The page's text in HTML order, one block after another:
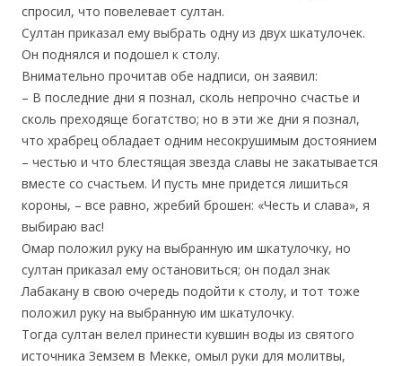
спросил, что повелевает султан.
Султан приказал ему выбрать одну из двух шкатулочек.
Он поднялся и подошел к столу.
Внимательно прочитав обе надписи, он заявил:
– В последние дни я познал, сколь непрочно счастье и
сколь преходяще богатство; но в эти же дни я познал,
что храбрец обладает одним несокрушимым достоянием
– честью и что блестящая звезда славы не закатывается
вместе со счастьем. И пусть мне придется лишиться
короны, – все равно, жребий брошен: «Честь и слава», я
выбираю вас!
Омар положил руку на выбранную им шкатулочку, но
султан приказал ему остановиться; он подал знак
Лабакану в свою очередь подойти к столу, и тот тоже
положил руку на выбранную им шкатулочку.
Тогда султан велел принести кувшин воды из святого
источника Земзем в Мекке, омыл руки для молитвы,